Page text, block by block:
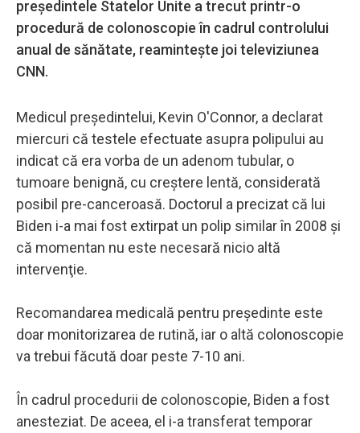
preşedintele Statelor Unite a trecut printr-o
procedură de colonoscopie în cadrul controlului
anual de sănătate, reaminteşte joi televiziunea
CNN.
Medicul preşedintelui, Kevin O'Connor, a declarat
miercuri că testele efectuate asupra polipului au
indicat că era vorba de un adenom tubular, o
tumoare benignă, cu creştere lentă, considerată
posibil pre-canceroasă. Doctorul a precizat că lui
Biden i-a mai fost extirpat un polip similar în 2008 şi
că momentan nu este necesară nicio altă
intervenţie.
Recomandarea medicală pentru preşedinte este
doar monitorizarea de rutină, iar o altă colonoscopie
va trebui făcută doar peste 7-10 ani.
În cadrul procedurii de colonoscopie, Biden a fost
anesteziat. De aceea, el i-a transferat temporar